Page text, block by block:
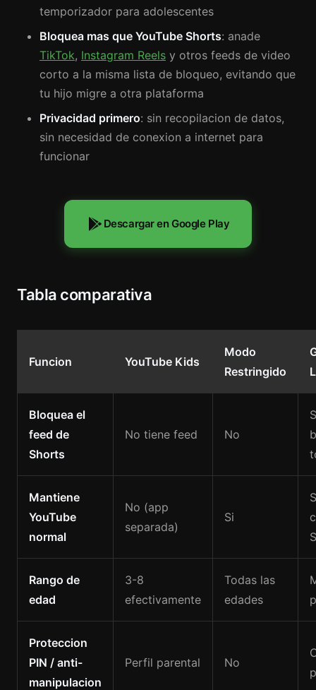
temporizador para adolescentes
Bloquea mas que YouTube Shorts: anade
TikTok, Instagram Reels y otros feeds de video
corto a la misma lista de bloqueo, evitando que
tu hijo migre a otra plataforma
Privacidad primero: sin recopilacion de datos,
sin necesidad de conexion a internet para
funcionar
Descargar en Google Play
Tabla comparativa
Funcion YouTube Kids
Modo
Restringido
Bloquea el
feed de
Shorts
No tiene feed No
Mantiene
YouTube
normal
No (app
separada)
Si
Rango de
edad
3-8
efectivamente
Todas las
edades
Proteccion
PIN / anti-
manipulacion
Perfil parental No